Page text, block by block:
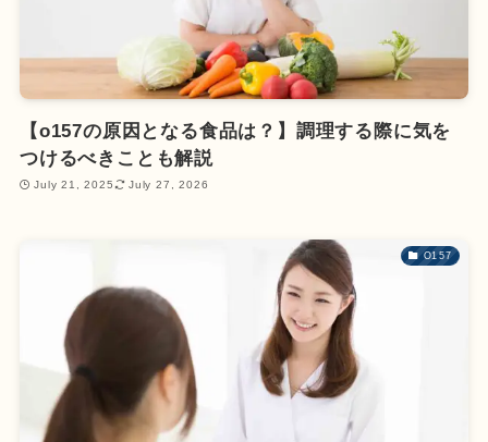
【o157の原因となる食品は？】調理する際に気を
つけるべきことも解説
July 21, 2025 July 27, 2026
O157